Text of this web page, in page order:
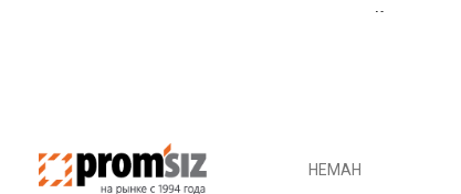
Код товару: